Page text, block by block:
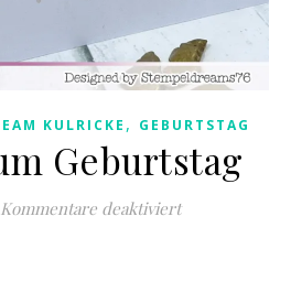
KULRICKE , GEBURTSTAG
Geburtstag
Kommentare deaktiviertfür Glitzer